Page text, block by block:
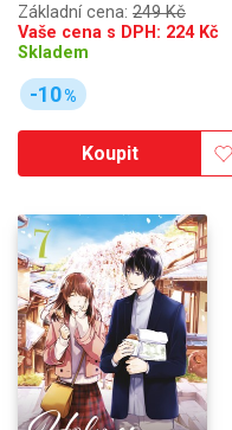
Základní cena: 249 Kč
Vaše cena s DPH: 224Kč
Skladem
-10%
Koupit